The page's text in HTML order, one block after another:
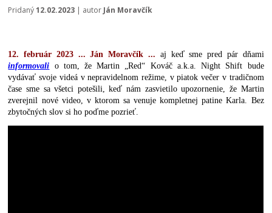
Pridaný12.02.2023 | autorJán Moravčík
12. február 2023 ... Ján Moravčík ... aj keď sme pred pár dňami
informovali o tom, že Martin „Red“ Kováč a.k.a. Night Shift bude
vydávať svoje videá v nepravidelnom režime, v piatok večer v tradičnom
čase sme sa všetci potešili, keď nám zasvietilo upozornenie, že Martin
zverejnil nové video, v ktorom sa venuje kompletnej patine Karla. Bez
zbytočných slov si ho poďme pozrieť.